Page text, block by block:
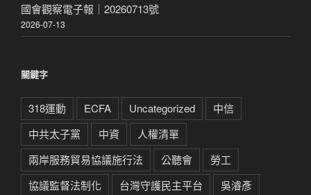
國會觀察電子報｜20260713號
2026-07-13
關鍵字
318運動 ECFA Uncategorized
中信
中共太子黨
中資
人權清單
兩岸服務貿易協議施行法
公聽會
勞工
協議監督法制化
台灣守護民主平台
吳濬彥